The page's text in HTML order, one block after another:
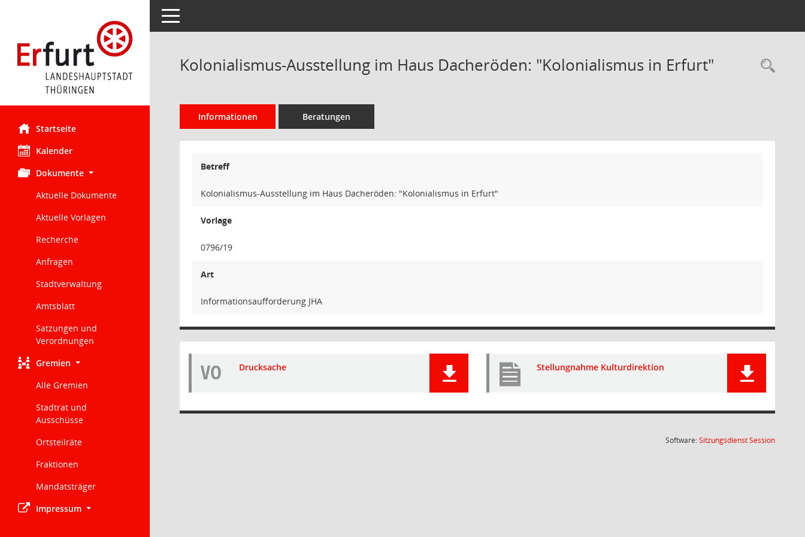
Startseite
Kalender
Dokumente
Aktuelle Dokumente
Aktuelle Vorlagen
Recherche
Anfragen
Stadtverwaltung
Amtsblatt
Satzungen und
Verordnungen
Gremien
Alle Gremien
Stadtrat und
Ausschüsse
Ortsteilräte
Fraktionen
Mandatsträger
Impressum
Toggle navigation
Kolonialismus-Ausstellung im Haus Dacheröden: "Kolonialismus in Erfurt"
Informationen Beratungen
Betreff
Kolonialismus-Ausstellung im Haus Dacheröden: "Kolonialismus in Erfurt"
Vorlage
0796/19
Art
Informationsaufforderung JHA
VO Drucksache Stellungnahme Kulturdirektion
Software:SitzungsdienstSession(Wird in